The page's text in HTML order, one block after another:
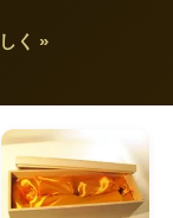
く »